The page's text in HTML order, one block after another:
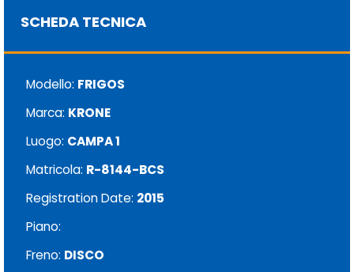
SCHEDA TECNICA
Modello: FRIGOS
Marca: KRONE
Luogo: CAMPA 1
Matricola: R-8144-BCS
Registration Date: 2015
Piano:
Freno: DISCO